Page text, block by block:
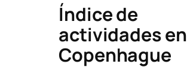
Índice de
actividades en
Copenhague